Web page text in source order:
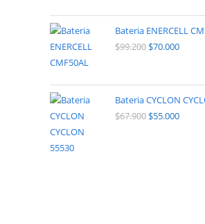
Bateria ENERCELL
$99.200 $70.000
Bateria CYCLON
$67.900 $55.000